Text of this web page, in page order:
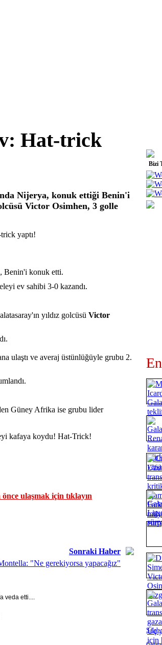
Hat-trick
Nijerya, konuk ettiği Benin'i
Victor Osimhen, 3 golle
Benin'i konuk etti.
ev sahibi 3-0 kazandı.
yıldız golcüsü Victor
ulaştı ve averaj üstünlüğüyle grubu 2.
Güney Afrika ise grubu lider
kafaya koydu! Hat-Trick!
ulaşmak için tıklayın
Sonraki Haber
"Ne gerekiyorsa yapacağız"
veda etti....
Bizi
Salah